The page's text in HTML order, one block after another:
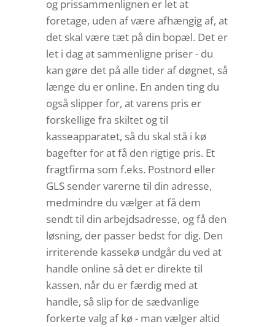
og prissammenlignen er let at
foretage, uden af være afhængig af, at
det skal være tæt på din bopæl. Det er
let i dag at sammenligne priser - du
kan gøre det på alle tider af døgnet, så
længe du er online. En anden ting du
også slipper for, at varens pris er
forskellige fra skiltet og til
kasseapparatet, så du skal stå i kø
bagefter for at få den rigtige pris. Et
fragtfirma som f.eks. Postnord eller
GLS sender varerne til din adresse,
medmindre du vælger at få dem
sendt til din arbejdsadresse, og få den
løsning, der passer bedst for dig. Den
irriterende kassekø undgår du ved at
handle online så det er direkte til
kassen, når du er færdig med at
handle, så slip for de sædvanlige
forkerte valg af kø - man vælger altid